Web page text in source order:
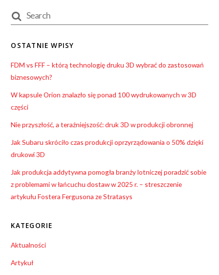
OSTATNIE WPISY
FDM vs FFF – którą technologię druku 3D wybrać do zastosowań
biznesowych?
W kapsule Orion znalazło się ponad 100 wydrukowanych w 3D
części
Nie przyszłość, a teraźniejszość: druk 3D w produkcji obronnej
Jak Subaru skróciło czas produkcji oprzyrządowania o 50% dzięki
drukowi 3D
Jak produkcja addytywna pomogła branży lotniczej poradzić sobie
z problemami w łańcuchu dostaw w 2025 r. – streszczenie
artykułu Fostera Fergusona ze Stratasys
KATEGORIE
Aktualności
Artykuł